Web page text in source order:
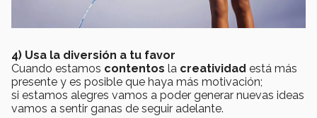
4) Usa la diversión a tu favor
Cuando estamos contentos la creatividad está más
presente y es posible que haya más motivación;
si estamos alegres vamos a poder generar nuevas ideas
vamos a sentir ganas de seguir adelante.